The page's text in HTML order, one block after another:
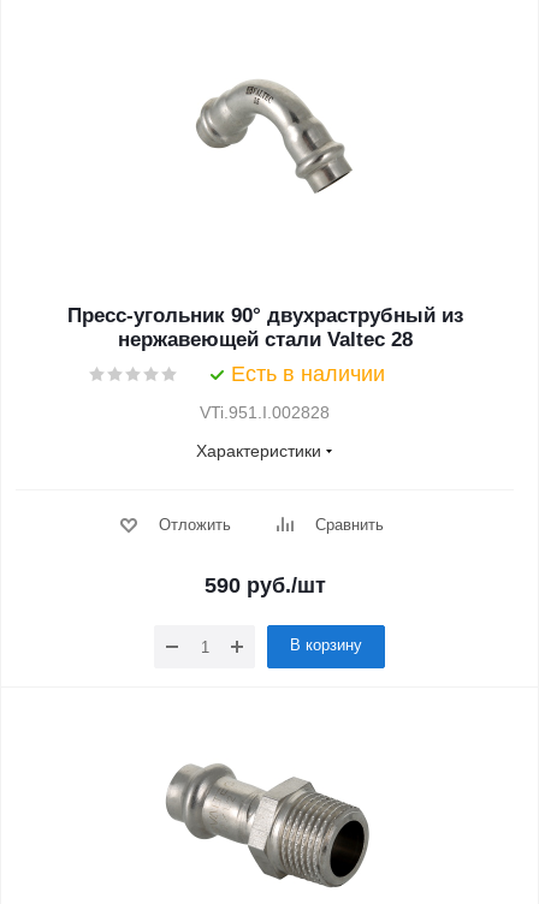
Пресс-угольник 90° двухраструбный из
нержавеющей стали Valtec 28
Есть в наличии
VTi.951.I.002828
Характеристики
Отложить Сравнить
590 руб./шт
В корзину